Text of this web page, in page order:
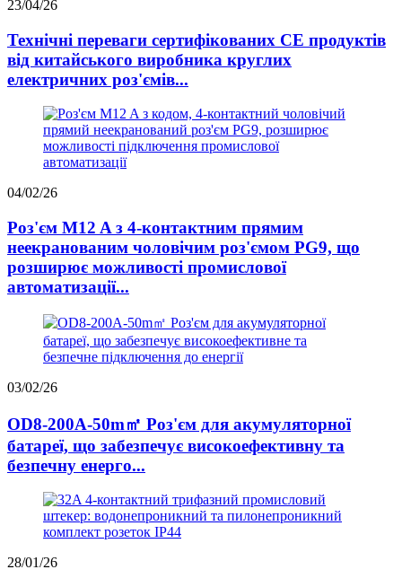
23/04/26
Технічні переваги сертифікованих CE продуктів
від китайського виробника круглих
електричних роз'ємів...
04/02/26
Роз'єм M12 A з 4-контактним прямим
неекранованим чоловічим роз'ємом PG9, що
розширює можливості промислової
автоматизації...
03/02/26
OD8-200A-50m㎡ Роз'єм для акумуляторної
батареї, що забезпечує високоефективну та
безпечну енерго...
28/01/26